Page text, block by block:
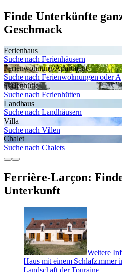
Finde Unterkünfte
Geschmack
Ferienhaus
Suche nach Ferienhäusern
Ferienwohnung/Apartment
Suche nach Ferienwohnungen oder
Ferienhütte
Suche nach Ferienhütten
Landhaus
Suche nach Landhäusern
Villa
Suche nach Villen
Chalet
Suche nach Chalets
Ferrière-Larçon:
Unterkunft
Weitere
Haus mit einem Schlafzimmer
Landschaft der Touraine